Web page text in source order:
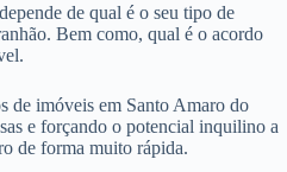
de qual é o seu tipo de
Bem como, qual é o acordo
de imóveis em Santo Amaro do
e forçando o potencial inquilino a
de forma muito rápida.